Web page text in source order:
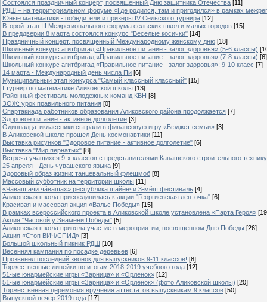
Состоялся праздничный концерт, посвященный Дню защитника Отечества [11]
РДШ – на территориальном форуме «Где родился, там и пригодился» в рамках
Юные математики - победители и призеры IV Сельского турнира [12]
Второй этап III Межрегионального форума сельских школ и малых городов [15]
В преддверии 8 марта состоялся конкурс "Веселые косички" [14]
Праздничный концерт, посвященный Международному женскому дню [18]
Школьный конкурс агитбригад «Правильное питание - залог здоровья» (5-6 классы)
Школьный конкурс агитбригад «Правильное питание - залог здоровья» (7-8 классы) [6]
Школьный конкурс агитбригад «Правильное питание - залог здоровья»: 9-10 класс [7]
14 марта - Международный день числа Пи [6]
Муниципальный этап конкурса "Самый классный классный" [15]
I турнир по математике Аликовской школы [13]
Районный фестиваль молодежных команд КВН [8]
ЗОЖ: урок правильного питания [0]
Спартакиада работников образования Аликовского района продолжается [7]
Здоровое питание - активное долголетие [3]
Одиннадцатиклассники сыграли в финансовую игру «Бюджет семьи» [3]
В Аликовской школе прошел День космонавтики [11]
Выставка рисунков "Здоровое питание - активное долголетие" [6]
Выставка "Мир пернатых" [8]
Встреча учащихся 9-х классов с представителями Канашского строительного
25 апреля - День чувашского языка [9]
Здоровый образ жизни: танцевальный флешмоб [8]
Массовый субботник на территории школы [11]
«Чăваш ачи чăвашах» республика шайĕнчи 3-мĕш фестиваль [4]
Аликовская школа присоединилась к акции "Георгиевская ленточка" [6]
Красивая и массовая акция «Вальс Победы» [15]
В рамках всероссийского проекта в Аликовской школе установлена «Парта Героя»
Акция "Часовой у Знамени Победы" [5]
Аликовская школа приняла участие в мероприятии, посвященном Дню Победы [26]
Акция «Стоп ВИЧ/СПИД» [3]
Большой школьный пикник РДШ [10]
Весенняя кампания по посадке деревьев [6]
Прозвенел последний звонок для выпускников 9-11 классов! [8]
Торжественные линейки по итогам 2018-2019 учебного года [12]
51-ые юнармейские игры «Зарница» и «Орленок» [12]
51-ые юнармейские игры «Зарница» и «Орленок» (фото Аликовской школы) [20]
Торжественная церемония вручения аттестатов выпускникам 9 классов [50]
Выпускной вечер 2019 года [17]